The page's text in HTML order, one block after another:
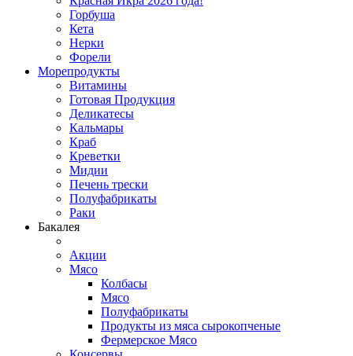
Горбуша
Кета
Нерки
Форели
Морепродукты
Витамины
Готовая Продукция
Деликатесы
Кальмары
Краб
Креветки
Мидии
Печень трески
Полуфабрикаты
Раки
Бакалея
Акции
Мясо
Колбасы
Мясо
Полуфабрикаты
Продукты из мяса сырокопченые
Фермерское Мясо